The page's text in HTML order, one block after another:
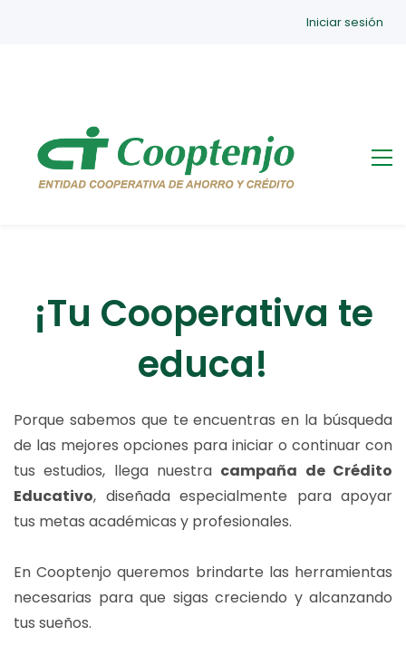
Iniciar sesión
¡Tu Cooperativa te
educa!
Porque sabemos que te encuentras en la búsqueda
de las mejores opciones para iniciar o continuar con
tus estudios, llega nuestra campaña de Crédito
Educativo, diseñada especialmente para apoyar
tus metas académicas y profesionales.
En Cooptenjo queremos brindarte las herramientas
necesarias para que sigas creciendo y alcanzando
tus sueños.